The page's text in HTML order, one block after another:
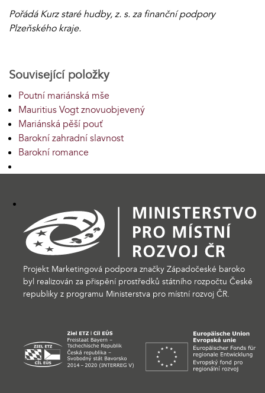
Pořádá Kurz staré hudby, z. s. za finanční podpory
Plzeňského kraje.
Související položky
Poutní mariánská mše
Mauritius Vogt znovuobjevený
Mariánská pěší pouť
Barokní zahradní slavnost
Barokní romance
Projekt Marketingová podpora značky Západočeské baroko
byl realizován za přispění prostředků státního rozpočtu České
republiky z programu Ministerstva pro místní rozvoj ČR.